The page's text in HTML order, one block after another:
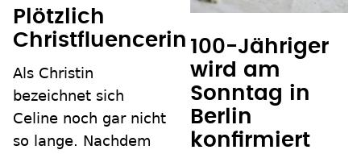
Plötzlich
Christfluencerin
Als Christin
bezeichnet sich
Celine noch gar nicht
so lange. Nachdem
100-Jähriger
wird am
Sonntag in
Berlin
konfirmiert